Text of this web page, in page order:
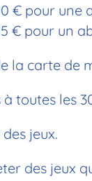
€ pour une
€ pour un
la carte de
toutes les
jeux.
des jeux